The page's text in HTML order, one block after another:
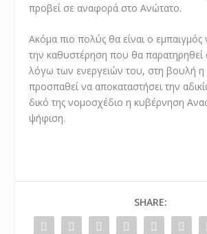
προβεί σε αναφορά στο Ανώτατο.
Ακόμα πιο πολύς θα είναι ο
την καθυστέρηση που θα παρατηρηθεί
λόγω των ενεργειών του, στη βουλή η
προσπαθεί να αποκαταστήσει την
δικό της νομοσχέδιο η κυβέρνηση
ψήφιση.
SHARE: